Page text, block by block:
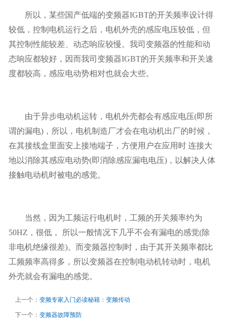
所以，某些国产低端的变频器IGBT的开关频率设计得
较低，控制电机运行之后，电机外壳的感应电压较低，但
其控制性能较差、动态响应较慢。我司变频器的性能和动
态响应都较好，因而我司变频器IGBT的开关频率和开关速
度都较高，感应电动势相对也就会大些。
由于异步电动机运转，电机外壳都会有感应电压(即所
谓的漏电)，所以，电机制造厂才会在电动机出厂的时候，
在其接线盒里面安上接地端子，方便用户在应用时 连接大
地以消除其感应电动势(即消除感应漏电电压)，以解决人体
接触电动机时被电的感觉。
当然，因为工频运行电机时，工频的开关频率约为
50HZ，很低， 所以一般情况下几乎不会有漏电的感觉(除
非电机绝缘很差)。而变频器控制时，由于其开关频率都比
工频频率高得多，所以变频器在控制电动机转动时，电机
外壳就会有漏电的感觉。
上一个： 变频专家入门必读秘籍：变频传动
下一个： 变频器故障预防